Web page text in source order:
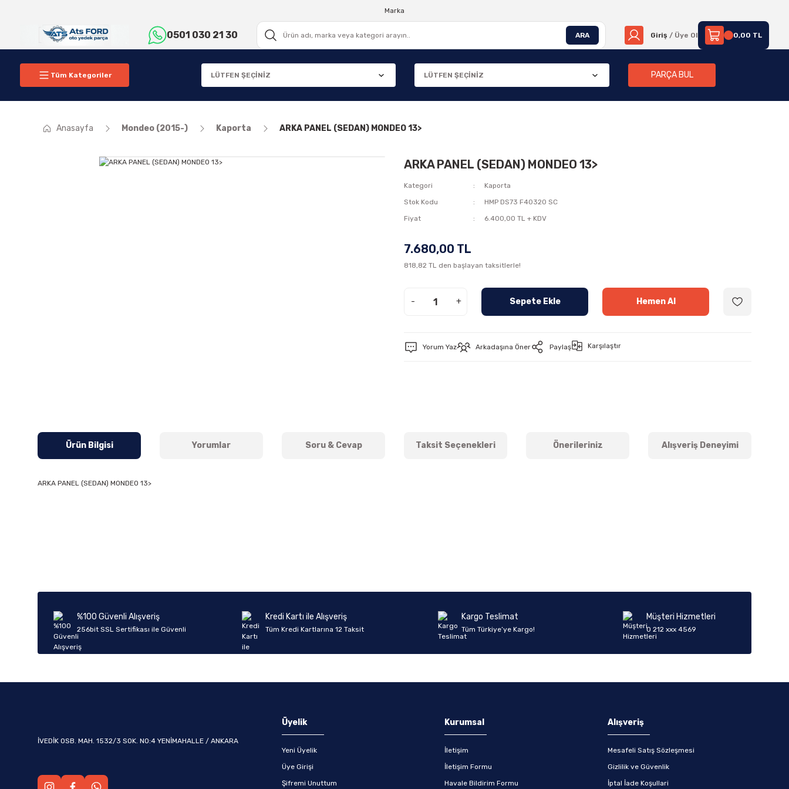
Marka
0501 030 21 30 ARA Giriş / Üye Ol 0,00 TL
Tüm Kategoriler PARÇA BUL
Anasayfa Mondeo (2015-) Kaporta ARKA PANEL (SEDAN) MONDEO 13>
ARKA PANEL (SEDAN) MONDEO 13>
Kategori
Kaporta
Stok Kodu
HMP DS73 F40320 SC
Fiyat
6.400,00 TL + KDV
7.680,00 TL
818,82 TL den başlayan taksitlerle!
- + Sepete Ekle Hemen Al
Yorum Yaz Arkadaşına Öner Paylaş Karşılaştır
Ürün Bilgisi Yorumlar Soru & Cevap Taksit Seçenekleri Önerileriniz Alışveriş Deneyimi
ARKA PANEL (SEDAN) MONDEO 13>
Ürün fiyatı diğer sitelerden daha pahalı.
Bu ürüne benzer farklı alternatifler olmalı.
%100 Güvenli Alışveriş
256bit SSL Sertifikası ile Güvenli
Kredi Kartı ile Alışveriş
Tüm Kredi Kartlarına 12 Taksit
Kargo Teslimat
Tüm Türkiye’ye Kargo!
Müşteri Hizmetleri
0 212 xxx 4569
İVEDİK OSB. MAH. 1532/3 SOK. NO:4 YENİMAHALLE / ANKARA
Üyelik
Yeni Üyelik
Üye Girişi
Şifremi Unuttum
Kurumsal
İletişim
İletişim Formu
Havale Bildirim Formu
Alışveriş
Mesafeli Satış Sözleşmesi
Gizlilik ve Güvenlik
İptal İade Koşullari